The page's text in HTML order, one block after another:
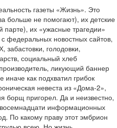
газеты «Жизнь». Это
больше не помогают), их детские
их «ужасные трагедии»
федеральных новостных сайтов,
голодовки,
социальный хлеб
ликующий баннер
как подхватил грибок
невеста из «Дома-2»,
борщ пригорел. Да и неизвестно,
информационных
По какому праву этот эмбрион